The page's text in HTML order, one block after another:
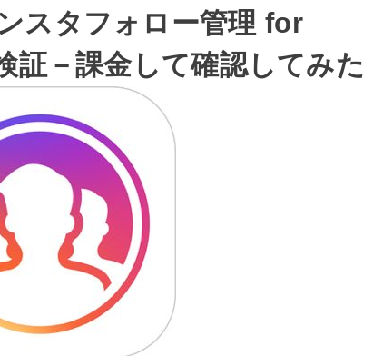
スタフォロー管理 for
証－課金して確認してみた